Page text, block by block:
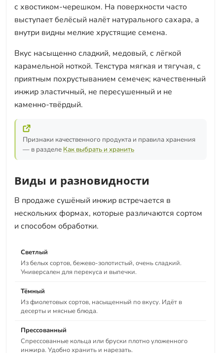
с хвостиком-черешком. На поверхности часто
выступает белёсый налёт натурального сахара, а
внутри видны мелкие хрустящие семена.
Вкус насыщенно сладкий, медовый, с лёгкой
карамельной ноткой. Текстура мягкая и тягучая, с
приятным похрустыванием семечек; качественный
инжир эластичный, не пересушенный и не
каменно-твёрдый.
Признаки качественного продукта и правила хранения
— в разделе Как выбрать и хранить
Виды и разновидности
В продаже сушёный инжир встречается в
нескольких формах, которые различаются сортом
и способом обработки.
Светлый
Из белых сортов, бежево-золотистый, очень сладкий.
Универсален для перекуса и выпечки.
Тёмный
Из фиолетовых сортов, насыщенный по вкусу. Идёт в
десерты и мясные блюда.
Прессованный
Спрессованные кольца или бруски плотно уложенного
инжира. Удобно хранить и нарезать.